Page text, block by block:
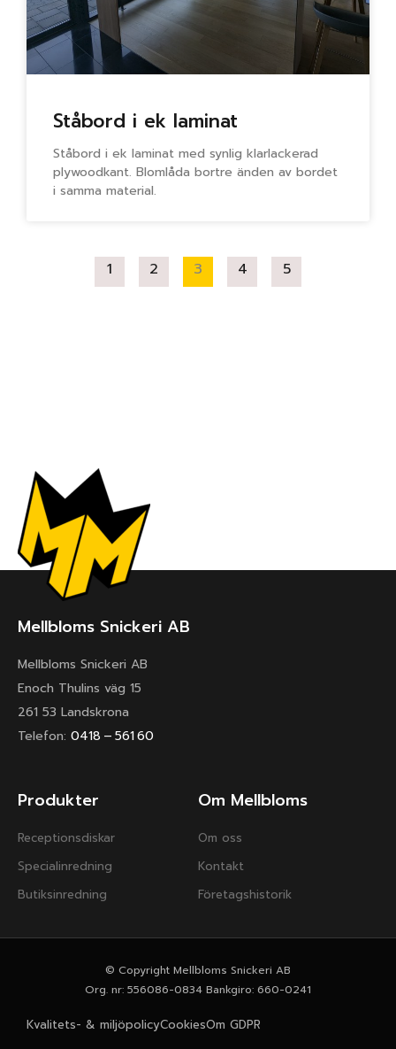
Ståbord i ek laminat
Ståbord i ek laminat med synlig klarlackerad
plywoodkant. Blomlåda bortre änden av bordet
i samma material.
1 2 3 4 5
Mellbloms Snickeri AB
Mellbloms Snickeri AB
Enoch Thulins väg 15
261 53 Landskrona
Telefon: 0418 – 561 60
Produkter
Receptionsdiskar
Specialinredning
Butiksinredning
Om Mellbloms
Om oss
Kontakt
Företagshistorik
© Copyright Mellbloms Snickeri AB
Org. nr: 556086-0834 Bankgiro: 660-0241
Kvalitets- & miljöpolicyCookiesOm GDPR